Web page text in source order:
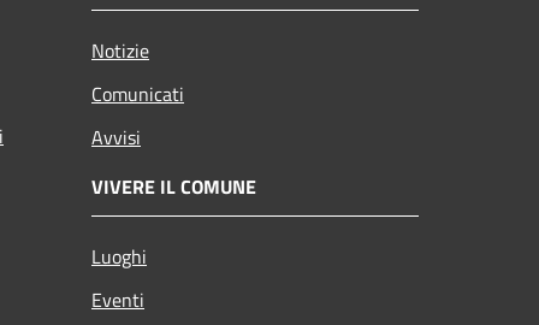
Notizie
Comunicati
Avvisi
VIVERE IL COMUNE
Luoghi
Eventi